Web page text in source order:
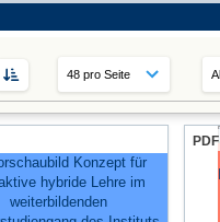
PDF